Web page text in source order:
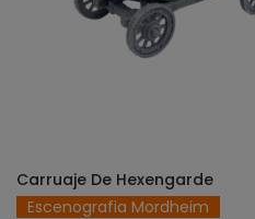
SELECCIONAR
Carruaje De Hexengarde
Escenografia Mordheim